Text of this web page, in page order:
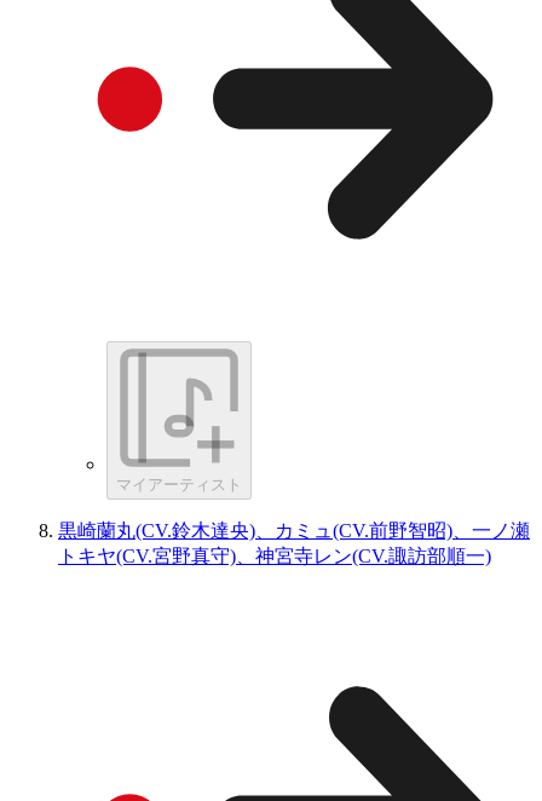
マイアーティスト
黒崎蘭丸(CV.鈴木達央)、カミュ(CV.前野智昭)、一ノ瀬
トキヤ(CV.宮野真守)、神宮寺レン(CV.諏訪部順一)